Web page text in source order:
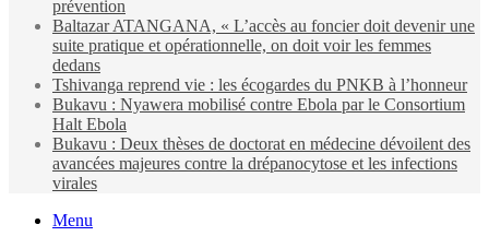
prévention
Baltazar ATANGANA, « L’accès au foncier doit devenir une
suite pratique et opérationnelle, on doit voir les femmes
dedans
Tshivanga reprend vie : les écogardes du PNKB à l’honneur
Bukavu : Nyawera mobilisé contre Ebola par le Consortium
Halt Ebola
Bukavu : Deux thèses de doctorat en médecine dévoilent des
avancées majeures contre la drépanocytose et les infections
virales
Menu